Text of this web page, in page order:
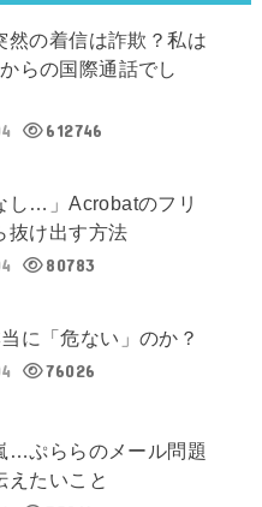
然の着信は詐欺？私は
らの国際通話でし
612746
し…」Acrobatのフリ
抜け出す方法
80783
に「危ない」のか？
76026
…ぷららのメール問題
えたいこと